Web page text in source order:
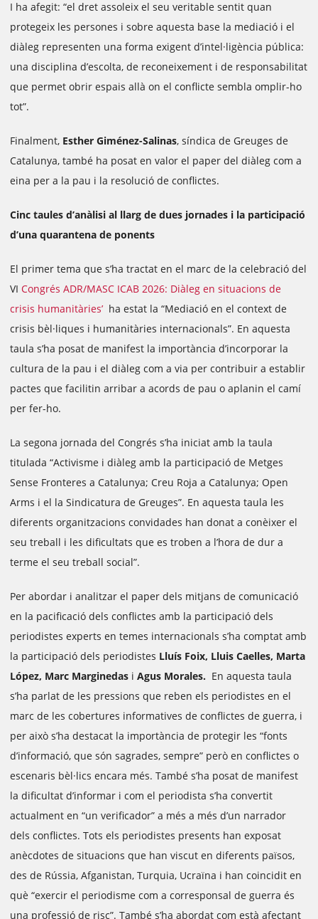
I ha afegit: “el dret assoleix el seu veritable sentit quan
protegeix les persones i sobre aquesta base la mediació i el
diàleg representen una forma exigent d’intel·ligència pública:
una disciplina d’escolta, de reconeixement i de responsabilitat
que permet obrir espais allà on el conflicte sembla omplir-ho
tot”.
Finalment, Esther Giménez-Salinas, síndica de Greuges de
Catalunya, també ha posat en valor el paper del diàleg com a
eina per a la pau i la resolució de conflictes.
Cinc taules d’anàlisi al llarg de dues jornades i la participació
d’una quarantena de ponents
El primer tema que s’ha tractat en el marc de la celebració del
VI Congrés ADR/MASC ICAB 2026: Diàleg en situacions de
crisis humanitàries’ ha estat la “Mediació en el context de
crisis bèl·liques i humanitàries internacionals”. En aquesta
taula s’ha posat de manifest la importància d’incorporar la
cultura de la pau i el diàleg com a via per contribuir a establir
pactes que facilitin arribar a acords de pau o aplanin el camí
per fer-ho.
La segona jornada del Congrés s’ha iniciat amb la taula
titulada “Activisme i diàleg amb la participació de Metges
Sense Fronteres a Catalunya; Creu Roja a Catalunya; Open
Arms i el la Sindicatura de Greuges”. En aquesta taula les
diferents organitzacions convidades han donat a conèixer el
seu treball i les dificultats que es troben a l’hora de dur a
terme el seu treball social”.
Per abordar i analitzar el paper dels mitjans de comunicació
en la pacificació dels conflictes amb la participació dels
periodistes experts en temes internacionals s’ha comptat amb
la participació dels periodistes Lluís Foix, Lluis Caelles, Marta
López, Marc Marginedas i Agus Morales. En aquesta taula
s’ha parlat de les pressions que reben els periodistes en el
marc de les cobertures informatives de conflictes de guerra, i
per això s’ha destacat la importància de protegir les “fonts
d’informació, que són sagrades, sempre” però en conflictes o
escenaris bèl·lics encara més. També s’ha posat de manifest
la dificultat d’informar i com el periodista s’ha convertit
actualment en “un verificador” a més a més d’un narrador
dels conflictes. Tots els periodistes presents han exposat
anècdotes de situacions que han viscut en diferents països,
des de Rússia, Afganistan, Turquia, Ucraïna i han coincidit en
què “exercir el periodisme com a corresponsal de guerra és
una professió de risc”. També s’ha abordat com està afectant